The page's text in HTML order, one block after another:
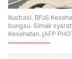
Ilustrasi. BPJS
bungsu. Simak
Kesehatan. (AFP